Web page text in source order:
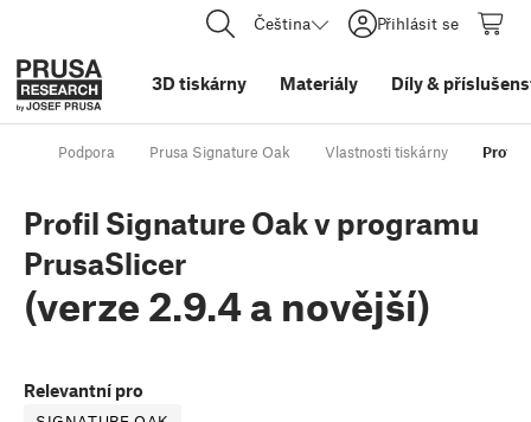
Čeština Přihlásit se
3D tiskárny Materiály Díly&
Podpora Prusa Signature Oak Vlastnosti tiskárny Profil
Profil Signature Oak v programu
PrusaSlicer
(verze 2.9.4 a novější)
Relevantní pro